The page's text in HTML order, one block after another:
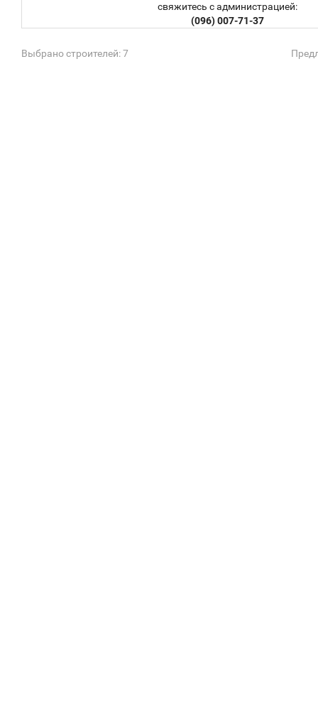
свяжитесь с администрацией:
(096) 007-71-37
Выбрано строителей: 7